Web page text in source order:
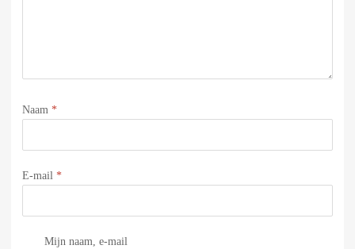
Naam *
E-mail *
Mijn naam, e-mail